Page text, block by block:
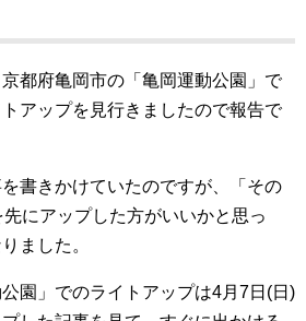
都府亀岡市の「亀岡運動公園」で
アップを見行きましたので報告で
書きかけていたのですが、「その
にアップした方がいいかと思っ
ました。
園」でのライトアップは4月7日(日)